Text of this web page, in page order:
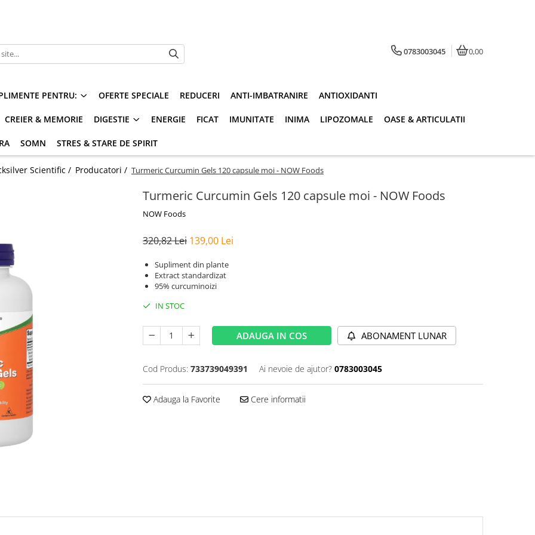
0783003045 0,00
PENTRU: OFERTE SPECIALE REDUCERI ANTI-IMBATRANIRE ANTIOXIDANTI
CREIER & MEMORIE DIGESTIE ENERGIE FICAT IMUNITATE INIMA LIPOZOMALE OASE & ARTICULATII
SOMN STRES & STARE DE SPIRIT
Scientific / Producatori / Turmeric Curcumin Gels 120 capsule moi - NOW Foods
Turmeric Curcumin Gels 120 capsule moi - NOW Foods
NOW Foods
320,82 Lei 139,00 Lei
Supliment din plante
Extract standardizat
95% curcuminoizi
IN STOC
ADAUGA IN COS ABONAMENT LUNAR
Cod Produs: 733739049391 Ai nevoie de ajutor? 0783003045
Adauga la Favorite Cere informatii